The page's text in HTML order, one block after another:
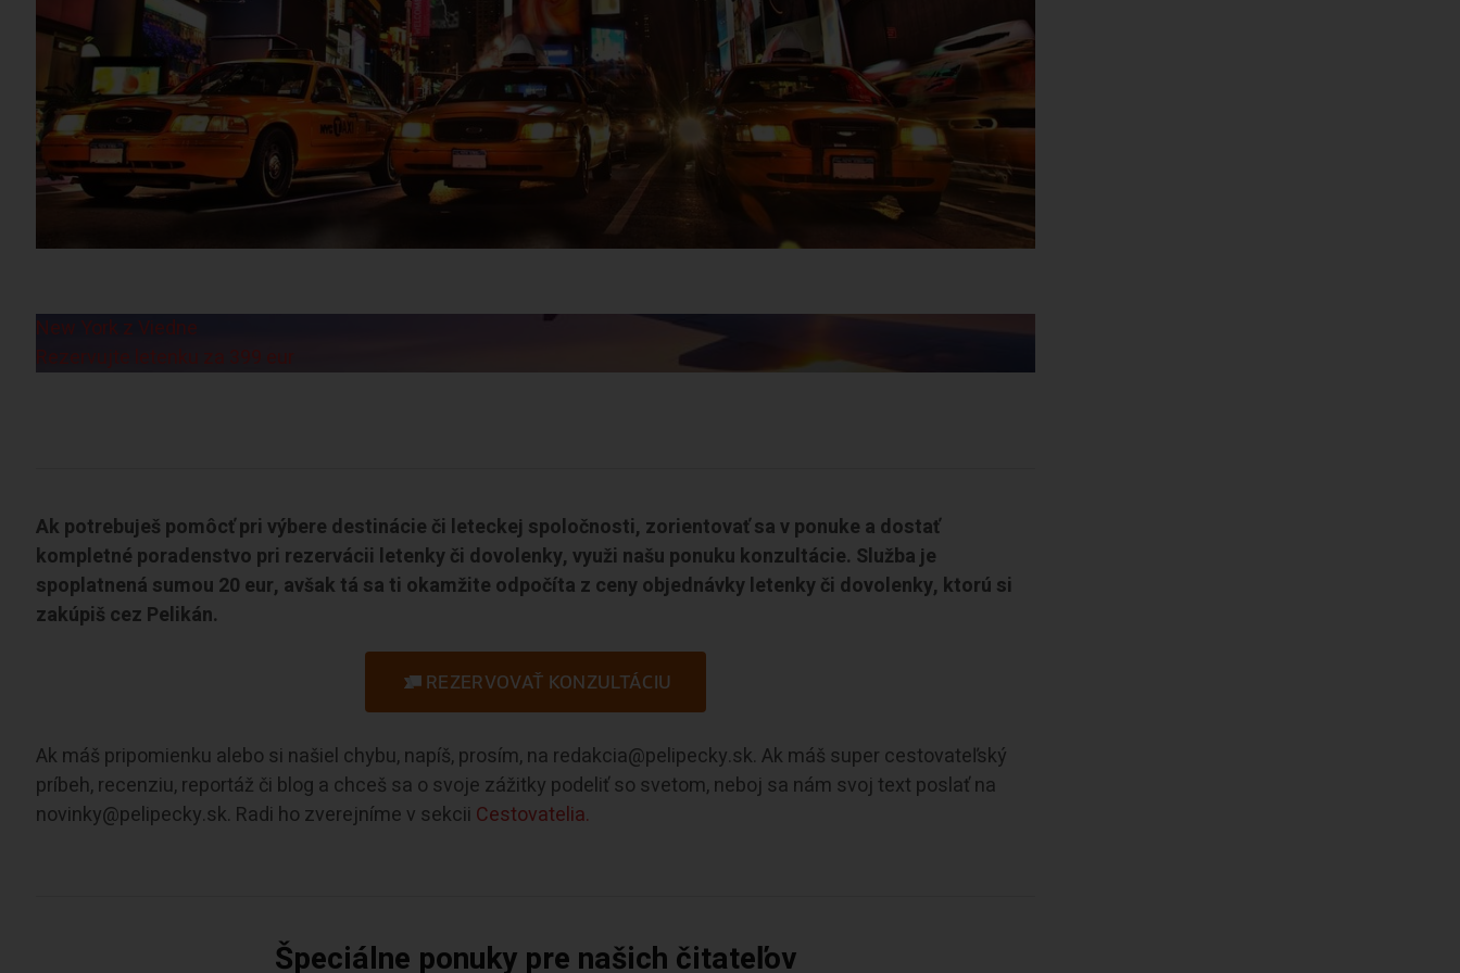
New York z Viedne
Rezervujte letenku za 399 eur
Ak potrebuješ pomôcť pri výbere destinácie či leteckej spoločnosti, zorientovať sa v ponuke a dostať
kompletné poradenstvo pri rezervácii letenky či dovolenky, využi našu ponuku konzultácie. Služba je
spoplatnená sumou 20 eur, avšak tá sa ti okamžite odpočíta z ceny objednávky letenky či dovolenky, ktorú si
zakúpiš cez Pelikán.
REZERVOVAŤ KONZULTÁCIU
Ak máš pripomienku alebo si našiel chybu, napíš, prosím, na redakcia@pelipecky.sk. Ak máš super cestovateľský
príbeh, recenziu, reportáž či blog a chceš sa o svoje zážitky podeliť so svetom, neboj sa nám svoj text poslať na
novinky@pelipecky.sk. Radi ho zverejníme v sekcii Cestovatelia.
Špeciálne ponuky pre našich čitateľov